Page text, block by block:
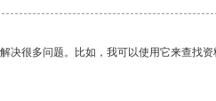
决很多问题。比如，我可以使用它来查找资